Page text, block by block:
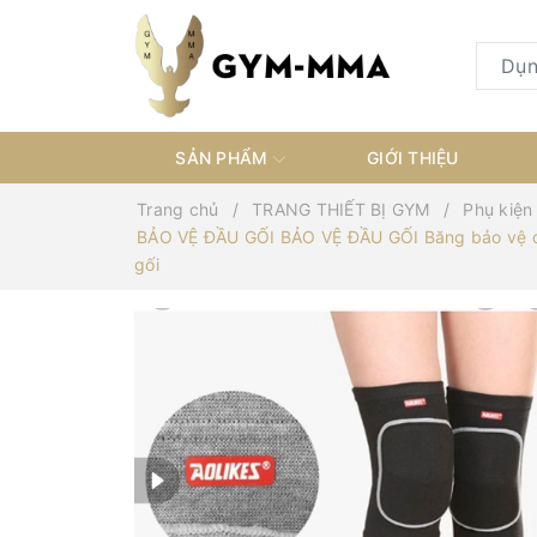
SẢN PHẨM GIỚI THIỆU
Trang chủ TRANG THIẾT BỊ GYM
Phụ
BẢO VỆ ĐẦU GỐI BẢO VỆ ĐẦU GỐI Băng bảo
gối